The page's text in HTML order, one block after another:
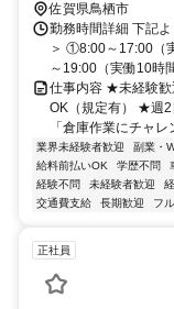
佐賀県鳥栖市
勤務時間詳細 下記
＞ ①8:00～17:00（
～19:00（実働10時
仕事内容 ★未経験
OK（規定有） ★週
「倉庫作業にチャ
業界未経験者歓迎 副業・
給料前払いOK
学歴不問
経験不問
未経験者歓迎
交通費支給
長期歓迎 フ
正社員